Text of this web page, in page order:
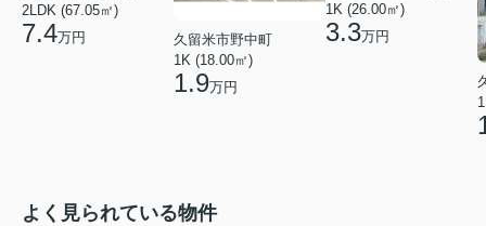
2LDK (67.05㎡)
7.4万円
久留米市野中町
1K (18.00㎡)
1.9万円
1K (26.00㎡)
3.3万円
よく見られている物件